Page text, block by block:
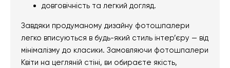
довговічність та легкий догляд.
Завдяки продуманому дизайну фотошпалери
легко вписуються в будь-який стиль інтер’єру — від
мінімалізму до класики. Замовляючи фотошпалери
Квіти на цегляній стіні, ви обираєте якість,